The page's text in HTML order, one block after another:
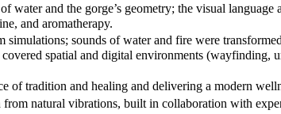
and the gorge’s geometry; the visual
and aromatherapy.
sounds of water and fire were
spatial and digital environments
of tradition and healing and delivering a modern
natural vibrations, built in collaboration with